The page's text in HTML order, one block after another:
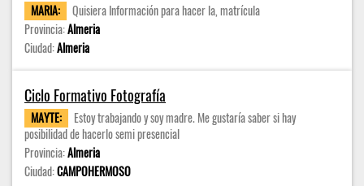
MARIA:
Quisiera Información para hacer la, matrícula
Provincia:Almeria
Ciudad:Almeria
Ciclo Formativo Fotografía
MAYTE:
Estoy trabajando y soy madre. Me gustaría saber si hay
posibilidad de hacerlo semi presencial
Provincia:Almeria
Ciudad:CAMPOHERMOSO